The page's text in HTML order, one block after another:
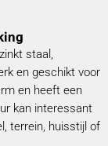
staal,
en geschikt voor
en heeft een
kan interessant
terrein, huisstijl of